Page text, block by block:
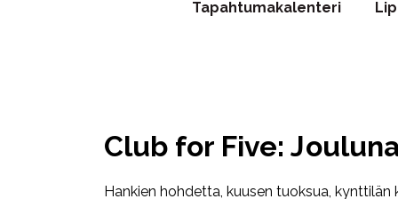
Tapahtumakalenteri
Club for Five:
Hankien hohdetta, kuusen tuoksua,